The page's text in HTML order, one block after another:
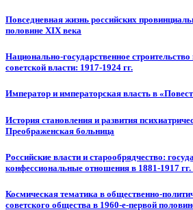
Повседневная жизнь российских
половине XIX века
Национально-государственное
советской власти: 1917-1924 гг.
Император и императорская власть в
История становления и развития
Преображенская больница
Российские власти и старообрядчество:
конфессиональные отношения в 1881-1917
Космическая тематика в общественно-
советского общества в 1960-е-первой